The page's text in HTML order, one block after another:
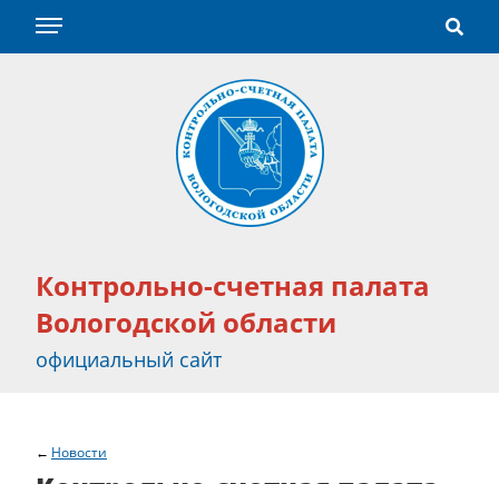
Контрольно-счетная палата
Вологодской области
официальный сайт
Новости